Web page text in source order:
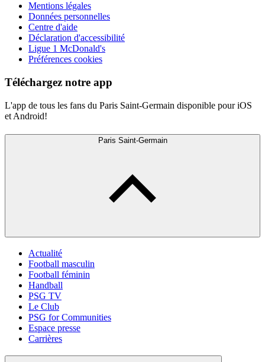
Mentions légales
Données personnelles
Centre d'aide
Déclaration d'accessibilité
Ligue 1 McDonald's
Préférences cookies
Téléchargez notre app
L'app de tous les fans du Paris Saint-Germain disponible pour iOS
et Android!
Paris Saint-Germain
Actualité
Football masculin
Football féminin
Handball
PSG TV
Le Club
PSG for Communities
Espace presse
Carrières